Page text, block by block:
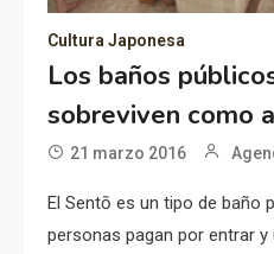
Cultura Japonesa
Los baños
sobreviven como
21 marzo 2016
El Sentō es un tipo de baño
personas pagan por entrar